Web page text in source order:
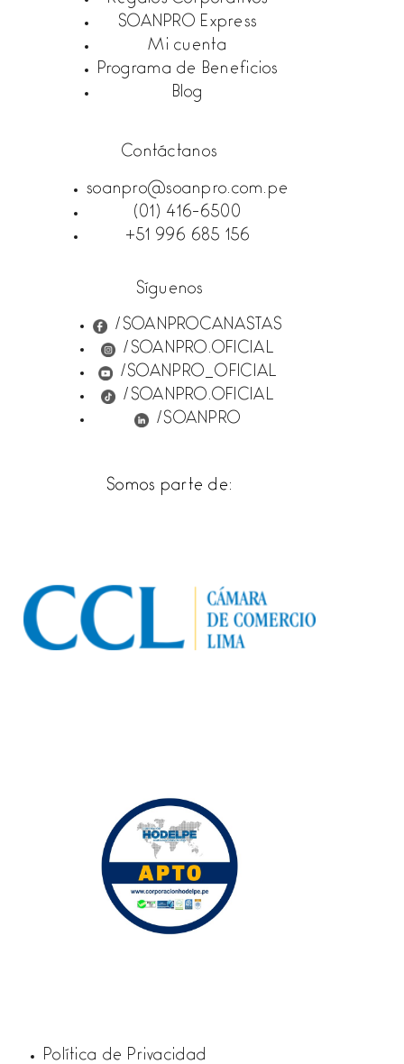
SOANPRO Express
Mi cuenta
Programa de Beneficios
Blog
Contáctanos
soanpro@soanpro.com.pe
(01) 416-6500
+51 996 685 156
Síguenos
/SOANPROCANASTAS
/SOANPRO.OFICIAL
/SOANPRO_OFICIAL
/SOANPRO.OFICIAL
/SOANPRO
Somos parte de:
Política de Privacidad